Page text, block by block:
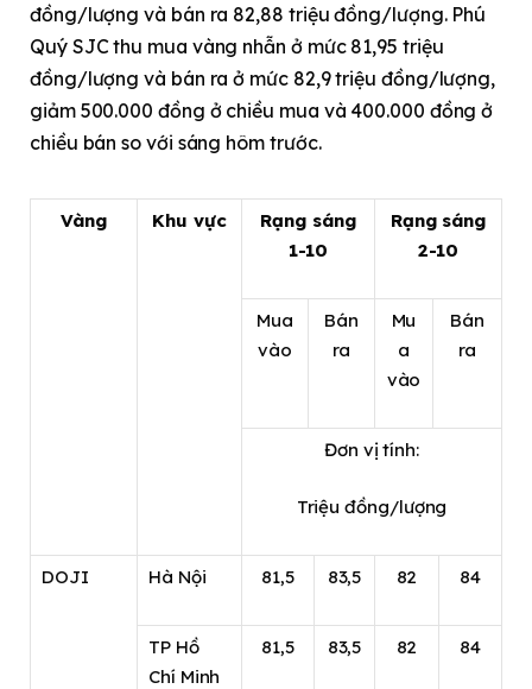
đồng/lượng và bán ra 82,88 triệu đồng/lượng. Phú
Quý SJC thu mua vàng nhẫn ở mức 81,95 triệu
đồng/lượng và bán ra ở mức 82,9 triệu đồng/lượng,
giảm 500.000 đồng ở chiều mua và 400.000 đồng ở
chiều bán so với sáng hôm trước.
Vàng Khu vực
Rạng sáng
1-10
Rạng sáng
2-10
Mua
vào
Bán
ra
Mu
a
vào
Bán
ra
Đơn vị tính:
Triệu đồng/lượng
DOJI Hà Nội 81,5 83,5 82 84
TP Hồ
Chí Minh
81,5 83,5 82 84